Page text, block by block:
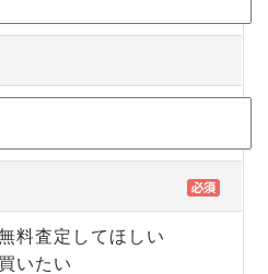
料査定してほしい
いたい